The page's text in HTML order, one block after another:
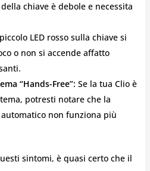
chiave è debole e necessita
LED rosso sulla chiave si
o non si accende affatto
“Hands-Free”: Se la tua Clio è
potresti notare che la
non funziona più
sintomi, è quasi certo che il